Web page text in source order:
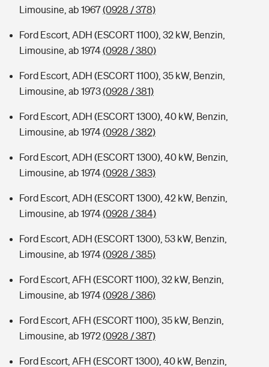
Limousine, ab 1967(0928 / 378)
Ford Escort, ADH (ESCORT 1100), 32 kW, Benzin,
Limousine, ab 1974(0928 / 380)
Ford Escort, ADH (ESCORT 1100), 35 kW, Benzin,
Limousine, ab 1973(0928 / 381)
Ford Escort, ADH (ESCORT 1300), 40 kW, Benzin,
Limousine, ab 1974(0928 / 382)
Ford Escort, ADH (ESCORT 1300), 40 kW, Benzin,
Limousine, ab 1974(0928 / 383)
Ford Escort, ADH (ESCORT 1300), 42 kW, Benzin,
Limousine, ab 1974(0928 / 384)
Ford Escort, ADH (ESCORT 1300), 53 kW, Benzin,
Limousine, ab 1974(0928 / 385)
Ford Escort, AFH (ESCORT 1100), 32 kW, Benzin,
Limousine, ab 1974(0928 / 386)
Ford Escort, AFH (ESCORT 1100), 35 kW, Benzin,
Limousine, ab 1972(0928 / 387)
Ford Escort, AFH (ESCORT 1300), 40 kW, Benzin,